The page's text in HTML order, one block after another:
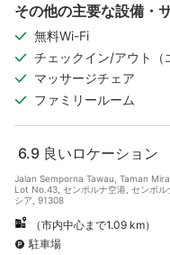
その他の主要な設備・
無料Wi-Fi
チェックイン/アウト（
スプレス）
マッサージチェア
ファミリールーム
6.9 良いロケーション
Jalan Semporna Tawau, Taman
Lot No.43, センポルナ空港, センポル
シア, 91308
（市内中心まで1.09 km）
駐車場